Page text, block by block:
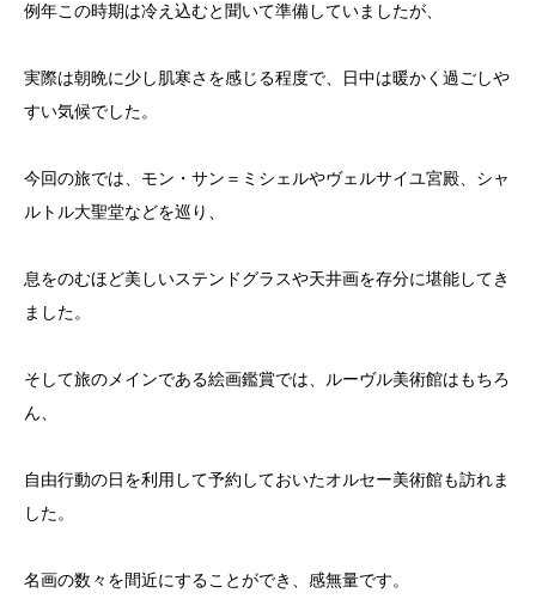
例年この時期は冷え込むと聞いて準備していましたが、
実際は朝晩に少し肌寒さを感じる程度で、日中は暖かく過ごしや
すい気候でした。
今回の旅では、モン・サン＝ミシェルやヴェルサイユ宮殿、シャ
ルトル大聖堂などを巡り、
息をのむほど美しいステンドグラスや天井画を存分に堪能してき
ました。
そして旅のメインである絵画鑑賞では、ルーヴル美術館はもちろ
ん、
自由行動の日を利用して予約しておいたオルセー美術館も訪れま
した。
名画の数々を間近にすることができ、感無量です。